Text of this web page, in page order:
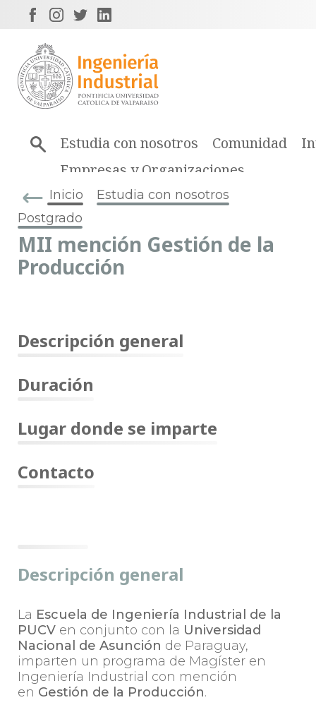
Estudia con nosotros Comunidad
Empresas y Organizaciones
Inicio
Estudia con nosotros
Postgrado
MII mención Gestión de la
Producción
Descripción general
Duración
Lugar donde se imparte
Contacto
Descripción general
La Escuela de Ingeniería Industrial de la
PUCV en conjunto con la Universidad
Nacional de Asunción de Paraguay,
imparten un programa de Magíster en
Ingeniería Industrial con mención
en Gestión de la Producción.